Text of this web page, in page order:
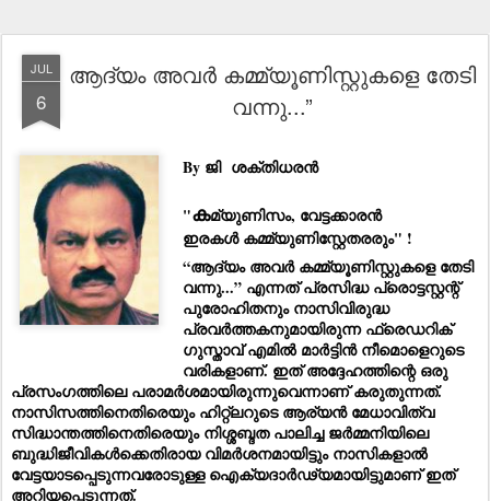
JUL
6
ആദ്യം അവർ കമ്മ്യൂണിസ്റ്റുകളെ തേടി
വന്നു...”
By ജി ശക്‌തിധരൻ
"കമ്യുണിസം, വേട്ടക്കാരൻ
ഇരകൾ കമ്മ്യുണിസ്റ്റേതരരും" !
“ആദ്യം അവർ കമ്മ്യൂണിസ്റ്റുകളെ തേടി
വന്നു...” എന്നത് പ്രസിദ്ധ പ്രൊട്ടസ്റ്റന്റ്
പുരോഹിതനും നാസിവിരുദ്ധ
പ്രവർത്തകനുമായിരുന്ന ഫ്രെഡറിക്
ഗുസ്താവ് എമിൽ മാർട്ടിൻ നീമൊളെറുടെ
വരികളാണ്. ഇത് അദ്ദേഹത്തിന്റെ ഒരു
പ്രസംഗത്തിലെ പരാമർശമായിരുന്നുവെന്നാണ് കരുതുന്നത്.
നാസിസത്തിനെതിരെയും ഹിറ്റ്ലറുടെ ആര്യൻ മേധാവിത്വ
സിദ്ധാന്തത്തിനെതിരെയും നിശ്ശബ്ദത പാലിച്ച ജർമ്മനിയിലെ
ബുദ്ധിജീവികൾക്കെതിരായ വിമർശനമായിട്ടും നാസികളാൽ
വേട്ടയാടപ്പെടുന്നവരോടുള്ള ഐക്യദാർഢ്യമായിട്ടുമാണ് ഇത്
അറിയപ്പെടുന്നത്.